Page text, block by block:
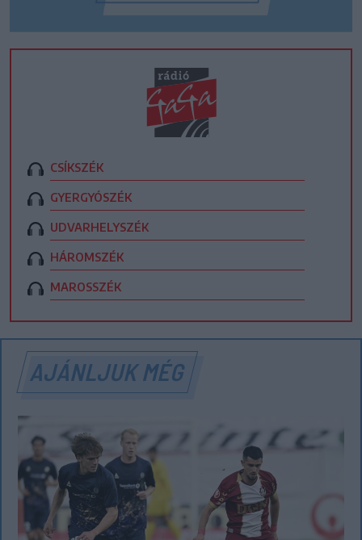
CSÍKSZÉK
GYERGYÓSZÉK
UDVARHELYSZÉK
HÁROMSZÉK
MAROSSZÉK
AJÁNLJUK MÉG